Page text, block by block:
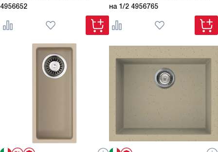
4956652
на 1/2 4956765